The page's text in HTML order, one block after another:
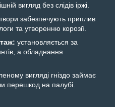
вигляд без слідів іржі.
забезпечують приплив
та утворенню корозії.
установляється за
а обладнання
вигляді гніздо займає
перешкод на палубі.